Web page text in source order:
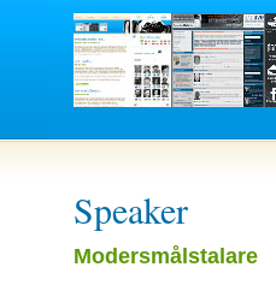
Speaker
Modersmålstalare